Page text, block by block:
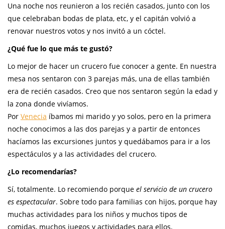
Una noche nos reunieron a los recién casados, junto con los
que celebraban bodas de plata, etc, y el capitán volvió a
renovar nuestros votos y nos invitó a un cóctel.
¿Qué fue lo que más te gustó?
Lo mejor de hacer un crucero fue conocer a gente. En nuestra
mesa nos sentaron con 3 parejas más, una de ellas también
era de recién casados. Creo que nos sentaron según la edad y
la zona donde vivíamos.
Por Venecia íbamos mi marido y yo solos, pero en la primera
noche conocimos a las dos parejas y a partir de entonces
hacíamos las excursiones juntos y quedábamos para ir a los
espectáculos y a las actividades del crucero.
¿Lo recomendarías?
Sí, totalmente. Lo recomiendo porque el servicio de un crucero
es espectacular. Sobre todo para familias con hijos, porque hay
muchas actividades para los niños y muchos tipos de
comidas, muchos juegos y actividades para ellos.